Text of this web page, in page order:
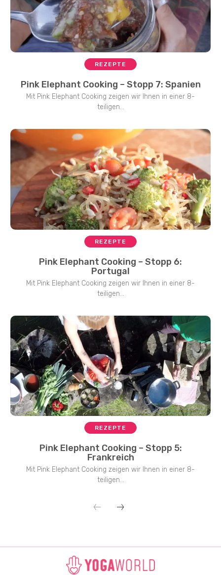
REZEPTE
Pink Elephant Cooking – Stopp 7: Spanien
Mit Pink Elephant Cooking zeigen wir Ihnen in einer 8-
teiligen...
REZEPTE
Pink Elephant Cooking – Stopp 6:
Portugal
Mit Pink Elephant Cooking zeigen wir Ihnen in einer 8-
teiligen...
REZEPTE
Pink Elephant Cooking – Stopp 5:
Frankreich
Mit Pink Elephant Cooking zeigen wir Ihnen in einer 8-
teiligen...